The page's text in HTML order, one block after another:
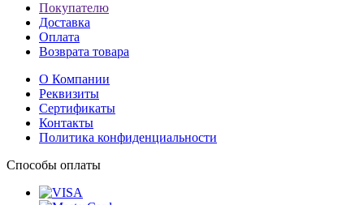
Покупателю
Доставка
Оплата
Возврата товара
О Компании
Реквизиты
Сертификаты
Контакты
Политика конфиденциальности
Способы оплаты